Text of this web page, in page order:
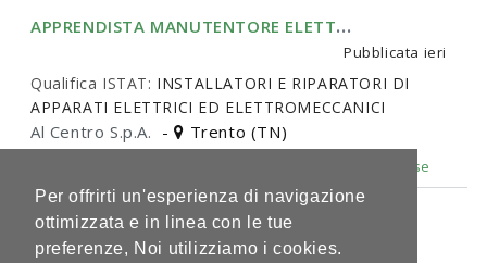
Per offrirti un'esperienza di navigazione
ottimizzata e in linea con le tue
preferenze, Noi utilizziamo i cookies.
A
PPRENDISTA MANUTENTORE ELETTRICO
Pubblicata ieri
Qualifica ISTAT: INSTALLATORI E RIPARATORI DI
APPARATI ELETTRICI ED ELETTROMECCANICI
Al Centro S.p.A. - Trento (TN)
Aggiungi alle offerte di interesse
1 di 163